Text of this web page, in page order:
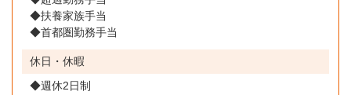
◆扶養家族手当
◆首都圏勤務手当
休日・休暇
◆週休2日制